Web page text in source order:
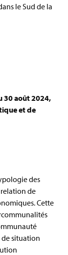
le Sud de la
30 août 2024,
et de
des
de
Cette
de situation